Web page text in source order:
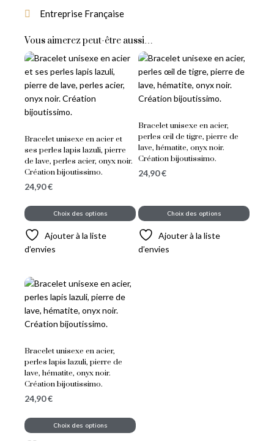
Entreprise Française
Vous aimerez peut-être aussi…
Bracelet unisexe en acier et
ses perles lapis lazuli, pierre
de lave, perles acier, onyx noir.
Création bijoutissimo.
24,90€
Choix des options
Ajouter à la liste
d’envies
Bracelet unisexe en acier,
perles œil de tigre, pierre de
lave, hématite, onyx noir.
Création bijoutissimo.
24,90€
Choix des options
Ajouter à la liste
d’envies
Bracelet unisexe en acier,
perles lapis lazuli, pierre de
lave, hématite, onyx noir.
Création bijoutissimo.
24,90€
Choix des options